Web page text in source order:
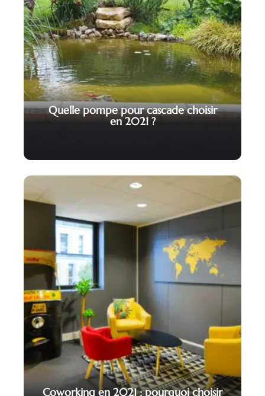
Quelle pompe pour cascade choisir
en 2021 ?
Coworking en 2021 : pourquoi choisir